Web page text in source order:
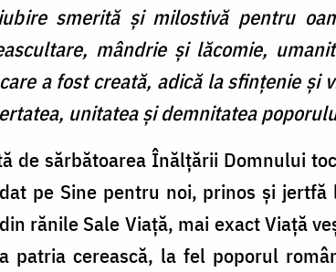
smerită și milostivă pentru
mândrie și lăcomie,
a fost creată, adică la sfințenie și
unitatea și demnitatea
de sărbătoarea Înălțării Domnului
pe Sine pentru noi, prinos şi jertfă
rănile Sale Viață, mai exact Viață
cerească, la fel poporul